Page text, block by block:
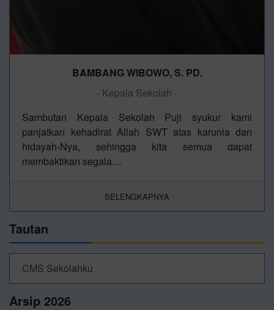
BAMBANG WIBOWO, S. PD.
- Kepala Sekolah -
Sambutan Kepala Sekolah Puji syukur kami
panjatkan kehadirat Allah SWT atas karunia dan
hidayah-Nya, sehingga kita semua dapat
membaktikan segala…
SELENGKAPNYA
Tautan
CMS Sekolahku
Arsip 2026